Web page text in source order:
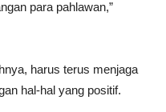
para pahlawan,”
harus terus menjaga
hal-hal yang positif.